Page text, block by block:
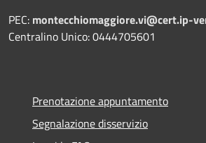
PEC: montecchiomaggiore.vi@cert.ip-
Centralino Unico: 0444705601
Prenotazione appuntamento
Segnalazione disservizio